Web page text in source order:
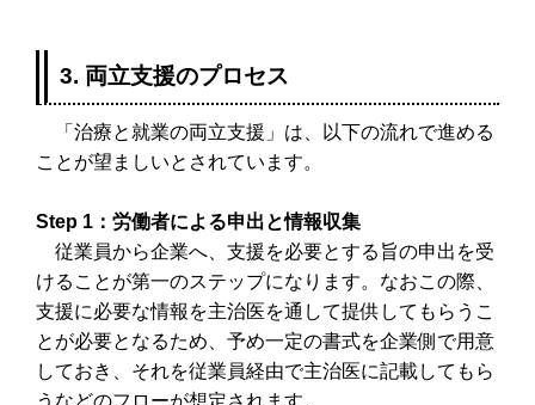
3. 両立支援のプロセス
「治療と就業の両立支援」は、以下の流れで進める
ことが望ましいとされています。
Step 1：労働者による申出と情報収集
従業員から企業へ、支援を必要とする旨の申出を受
けることが第一のステップになります。なおこの際、
支援に必要な情報を主治医を通して提供してもらうこ
とが必要となるため、予め一定の書式を企業側で用意
しておき、それを従業員経由で主治医に記載してもら
うなどのフローが想定されます。